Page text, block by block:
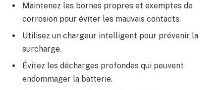
Maintenez les bornes propres et exemptes de
corrosion pour éviter les mauvais contacts.
Utilisez un chargeur intelligent pour prévenir la
surcharge.
Évitez les décharges profondes qui peuvent
endommager la batterie.